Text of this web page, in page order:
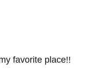
favorite place!!